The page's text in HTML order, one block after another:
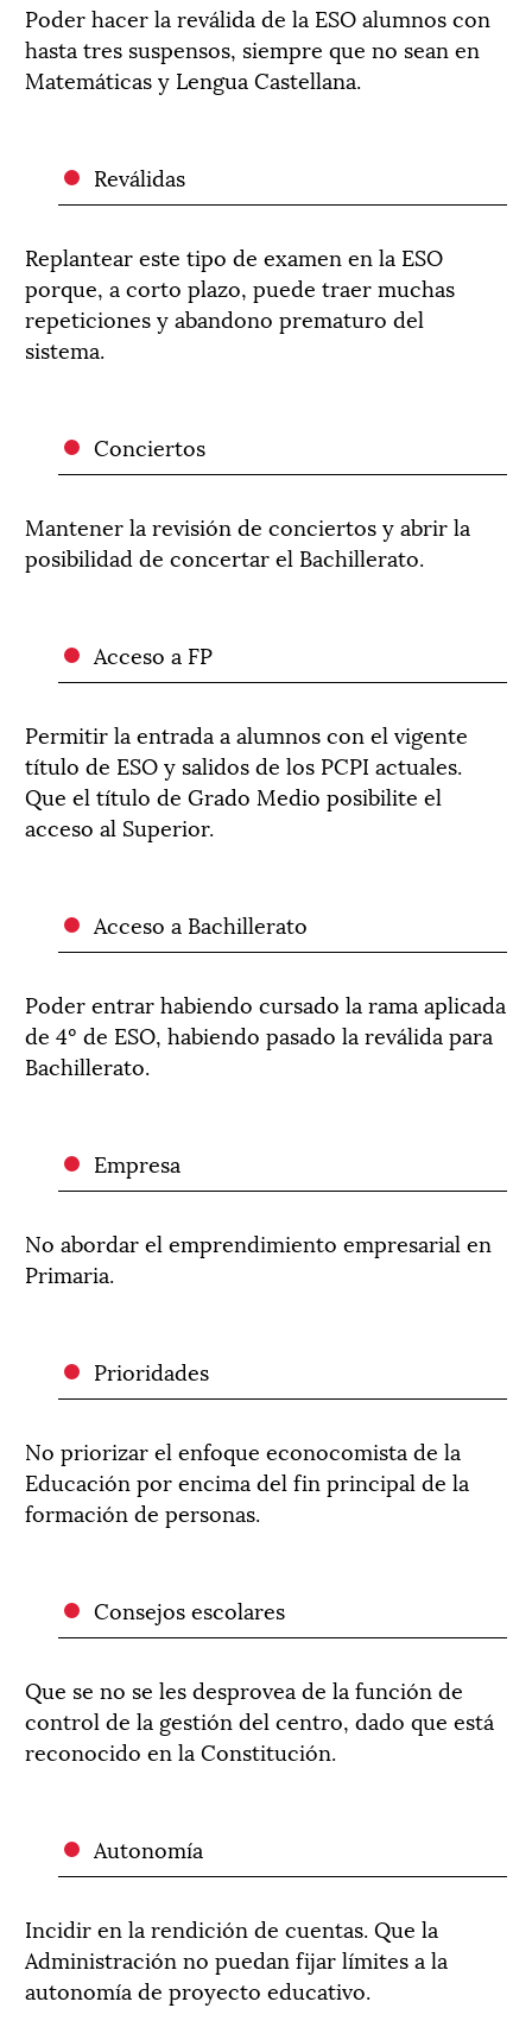
Poder hacer la reválida de la ESO alumnos con
hasta tres suspensos, siempre que no sean en
Matemáticas y Lengua Castellana.
Reválidas
Replantear este tipo de examen en la ESO
porque, a corto plazo, puede traer muchas
repeticiones y abandono prematuro del
sistema.
Conciertos
Mantener la revisión de conciertos y abrir la
posibilidad de concertar el Bachillerato.
Acceso a FP
Permitir la entrada a alumnos con el vigente
título de ESO y salidos de los PCPI actuales.
Que el título de Grado Medio posibilite el
acceso al Superior.
Acceso a Bachillerato
Poder entrar habiendo cursado la rama aplicada
de 4º de ESO, habiendo pasado la reválida para
Bachillerato.
Empresa
No abordar el emprendimiento empresarial en
Primaria.
Prioridades
No priorizar el enfoque econocomista de la
Educación por encima del fin principal de la
formación de personas.
Consejos escolares
Que se no se les desprovea de la función de
control de la gestión del centro, dado que está
reconocido en la Constitución.
Autonomía
Incidir en la rendición de cuentas. Que la
Administración no puedan fijar límites a la
autonomía de proyecto educativo.